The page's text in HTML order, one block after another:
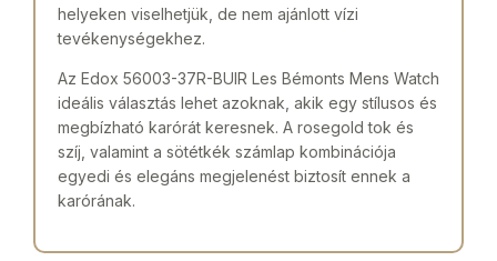
helyeken viselhetjük, de nem ajánlott vízi
tevékenységekhez.
Az Edox 56003-37R-BUIR Les Bémonts Mens Watch
ideális választás lehet azoknak, akik egy stílusos és
megbízható karórát keresnek. A rosegold tok és
szíj, valamint a sötétkék számlap kombinációja
egyedi és elegáns megjelenést biztosít ennek a
karórának.